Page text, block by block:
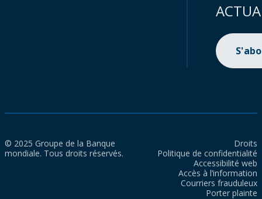
© 2025 Groupe de la Banque
mondiale. Tous droits réservés.
Droits
Politique de confidentialité
Accessibilité web
Accès à l’information
Courriers frauduleux
Porter plainte